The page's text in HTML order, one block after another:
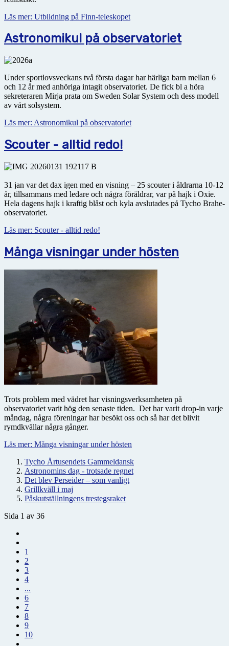
Läs mer: Utbildning på Finn-teleskopet
Astronomikul på observatoriet
Under sportlovsveckans två första dagar har härliga barn mellan 6
och 12 år med anhöriga intagit obser­vatoriet. De fick bl a höra
sekreteraren Mirja prata om Sweden Solar System och dess modell
av vårt solsystem.
Läs mer: Astronomikul på observatoriet
Scouter - alltid redo!
31 jan var det dax igen med en visning – 25 scouter i åldrarna 10-12
år, tillsammans med ledare och några föräldrar, var på hajk i Oxie.
Hela dagens hajk i kraftig blåst och kyla avslutades på Tycho Brahe-
observatoriet.
Läs mer: Scouter - alltid redo!
Många visningar under hösten
Trots problem med vädret har visningsverksamheten på
observatoriet varit hög den senaste tiden. Det har varit drop-in varje
måndag, några föreningar har besökt oss och så har det blivit
rymdkvällar några gånger.
Läs mer: Många visningar under hösten
Tycho Årtusendets Gammeldansk
Astronomins dag - trotsade regnet
Det blev Perseider – som vanligt
Grillkväll i maj
Påskutställningens trestegsraket
Sida 1 av 36
1
2
3
4
...
6
7
8
9
10